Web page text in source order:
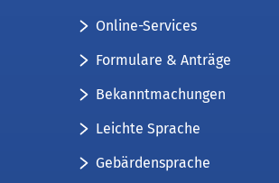
Online-Services
Formulare & Anträge
Bekanntmachungen
Leichte Sprache
Gebärdensprache